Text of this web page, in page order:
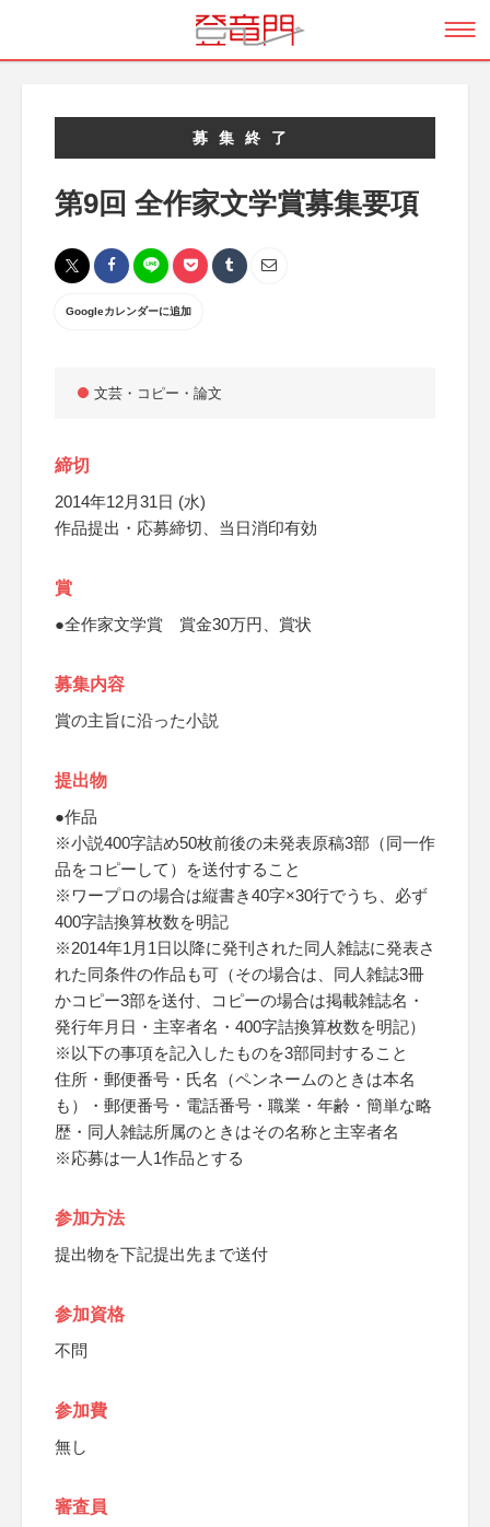
募集終了
第9回 全作家文学賞募集要項
Googleカレンダーに追加
文芸・コピー・論文
締切
2014年12月31日 (水)
作品提出・応募締切、当日消印有効
賞
●全作家文学賞 賞金30万円、賞状
募集内容
賞の主旨に沿った小説
提出物
●作品
※小説400字詰め50枚前後の未発表原稿3部（同一作
品をコピーして）を送付すること
※ワープロの場合は縦書き40字×30行でうち、必ず
400字詰換算枚数を明記
※2014年1月1日以降に発刊された同人雑誌に発表さ
れた同条件の作品も可（その場合は、同人雑誌3冊
かコピー3部を送付、コピーの場合は掲載雑誌名・
発行年月日・主宰者名・400字詰換算枚数を明記）
※以下の事項を記入したものを3部同封すること
住所・郵便番号・氏名（ペンネームのときは本名
も）・郵便番号・電話番号・職業・年齢・簡単な略
歴・同人雑誌所属のときはその名称と主宰者名
※応募は一人1作品とする
参加方法
提出物を下記提出先まで送付
参加資格
不問
参加費
無し
審査員